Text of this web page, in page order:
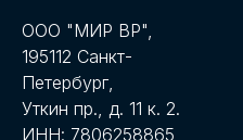
ООО "МИР ВР",
195112 Санкт-
Петербург,
Уткин пр., д. 11 к. 2.
ИНН: 7806258865